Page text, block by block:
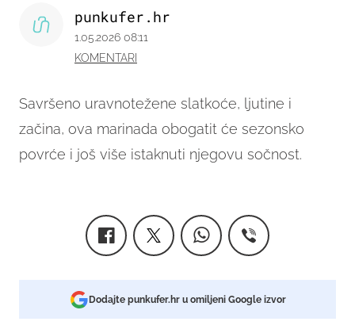
Savršeno uravnotežene slatkoće, ljutine i
začina, ova marinada obogatit će sezonsko
povrće i još više istaknuti njegovu sočnost.
punkufer.hr
1.05.2026 08:11
KOMENTARI
Dodajte punkufer.hr u omiljeni Google izvor